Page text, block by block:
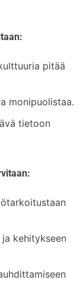
pitää
monipuolistaa.
tietoon
kehitykseen